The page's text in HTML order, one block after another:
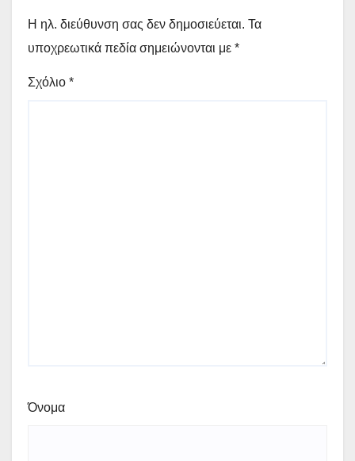
Η ηλ. διεύθυνση σας δεν δημοσιεύεται. Τα
υποχρεωτικά πεδία σημειώνονται με *
Σχόλιο *
Όνομα